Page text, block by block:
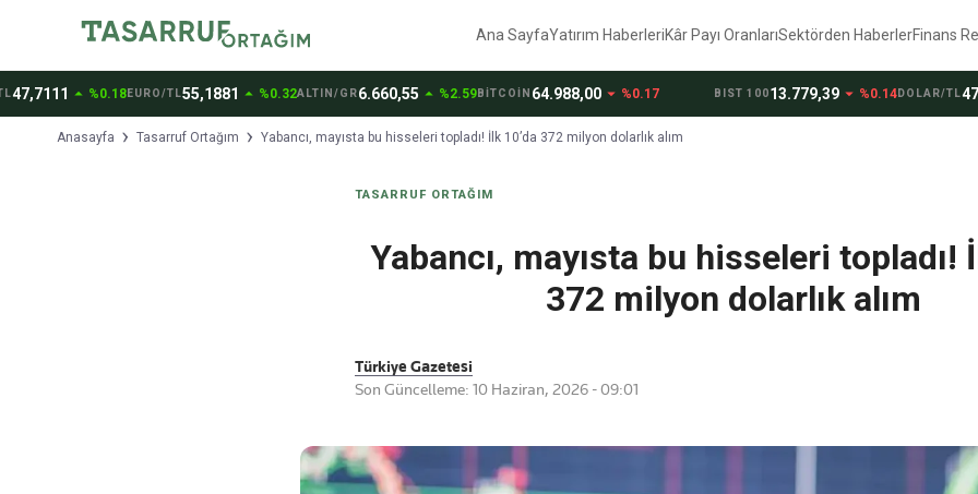
Ana SayfaYatırım HaberleriKâr Payı OranlarıSektörden HaberlerFinans
arrow_drop_up%0.18 EURO/TL55,1881arrow_drop_up%0.32 ALTIN/GR6.660,55arrow_drop_up%2.59 BİTCOİN64.988,00arrow_drop_down%0.17 BIST 100 13.779,39arrow_drop_down%0.14 DOLAR/TL47,7111
Anasayfa Tasarruf Ortağım Yabancı, mayısta bu hisseleri topladı! İlk 10’da 372 milyon dolarlık alım
TASARRUF ORTAĞIM
Yabancı, mayısta bu hisseleri topladı!
372 milyon dolarlık alım
Türkiye Gazetesi
Son Güncelleme: 10 Haziran, 2026 - 09:01